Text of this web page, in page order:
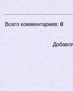
Всего комментариев:0